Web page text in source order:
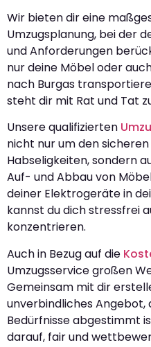
Wir bieten dir eine
Umzugsplanung, bei der
und Anforderungen
nur deine Möbel oder
nach Burgas
steht dir mit Rat und Tat
Unsere qualifizierten
nicht nur um den
Habseligkeiten, sondern
Auf- und Abbau von
deiner Elektrogeräte in
kannst du dich stressfrei
konzentrieren.
Auch in Bezug auf die
Umzugsservice großen
Gemeinsam mit dir
unverbindliches Angebot,
Bedürfnisse abgestimmt
darauf, fair und